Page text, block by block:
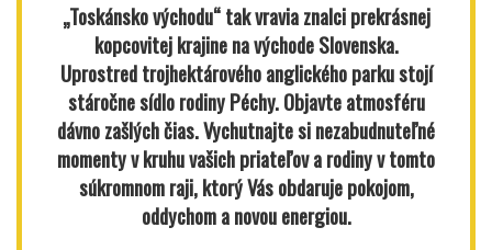
„Toskánsko východu“ tak vravia znalci prekrásnej
kopcovitej krajine na východe Slovenska.
Uprostred trojhektárového anglického parku stojí
stáročne sídlo rodiny Péchy. Objavte atmosféru
dávno zašlých čias. Vychutnajte si nezabudnuteľné
momenty v kruhu vašich priateľov a rodiny v tomto
súkromnom raji, ktorý Vás obdaruje pokojom,
oddychom a novou energiou.